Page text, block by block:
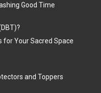
Good Time
for Your Sacred Space
and Toppers